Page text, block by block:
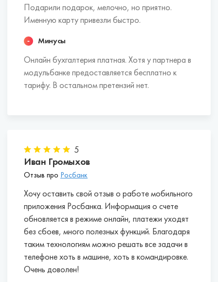
Подарили подарок, мелочно, но приятно.
Именную карту привезли быстро.
Минусы
Онлайн бухгалтерия платная. Хотя у партнера в
модульбанке предоставляется бесплатно к
тарифу. В остальном претензий нет.
5
Иван Громыхов
Отзыв про Росбанк
Хочу оставить свой отзыв о работе мобильного
приложения Росбанка. Информация о счете
обновляется в режиме онлайн, платежи уходят
без сбоев, много полезных функций. Благодаря
таким технологиям можно решать все задачи в
телефоне хоть в машине, хоть в командировке.
Очень доволен!